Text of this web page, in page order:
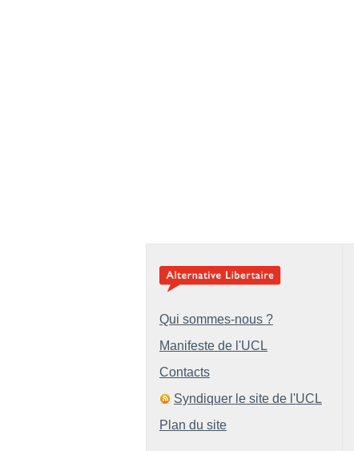
Qui sommes-nous ?
Manifeste de l'UCL
Contacts
Syndiquer le site de l'UCL
Plan du site